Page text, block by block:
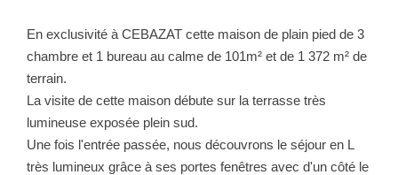
NOTRE GROUPE
Nos Agences
Notre Équipe
Nos Partenaires
En exclusivité à CEBAZAT cette maison de plain pied de 3
chambre et 1 bureau au calme de 101m² et de 1 372 m² de
terrain.
La visite de cette maison débute sur la terrasse très
lumineuse exposée plein sud.
Une fois l'entrée passée, nous découvrons le séjour en L
très lumineux grâce à ses portes fenêtres avec d'un côté le